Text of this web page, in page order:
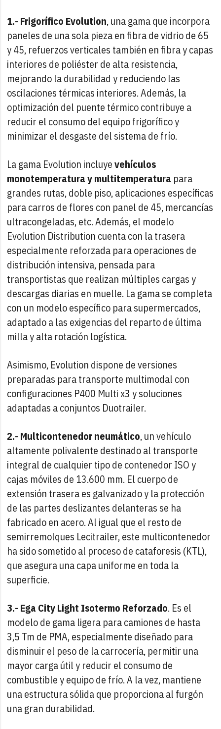
1.- Frigorífico Evolution, una gama que incorpora
paneles de una sola pieza en fibra de vidrio de 65
y 45, refuerzos verticales también en fibra y capas
interiores de poliéster de alta resistencia,
mejorando la durabilidad y reduciendo las
oscilaciones térmicas interiores. Además, la
optimización del puente térmico contribuye a
reducir el consumo del equipo frigorífico y
minimizar el desgaste del sistema de frío.
La gama Evolution incluyevehículos
monotemperatura y multitemperatura para
grandes rutas, doble piso, aplicaciones específicas
para carros de flores con panel de 45, mercancías
ultracongeladas, etc. Además, el modelo
Evolution Distribution cuenta con la trasera
especialmente reforzada para operaciones de
distribución intensiva, pensada para
transportistas que realizan múltiples cargas y
descargas diarias en muelle. La gama se completa
con un modelo específico para supermercados,
adaptado a las exigencias del reparto de última
milla y alta rotación logística.
Asimismo, Evolution dispone de versiones
preparadas para transporte multimodal con
configuraciones P400 Multi x3 y soluciones
adaptadas a conjuntos Duotrailer.
2.- Multicontenedor neumático, un vehículo
altamente polivalente destinado al transporte
integral de cualquier tipo de contenedor ISO y
cajas móviles de 13.600 mm. El cuerpo de
extensión trasera es galvanizado y la protección
de las partes deslizantes delanteras se ha
fabricado en acero. Al igual que el resto de
semirremolques Lecitrailer, este multicontenedor
ha sido sometido al proceso de cataforesis (KTL),
que asegura una capa uniforme en toda la
superficie.
3.- Ega City Light Isotermo Reforzado. Es el
modelo de gama ligera para camiones de hasta
3,5 Tm de PMA, especialmente diseñado para
disminuir el peso de la carrocería, permitir una
mayor carga útil y reducir el consumo de
combustible y equipo de frío. A la vez, mantiene
una estructura sólida que proporciona al furgón
una gran durabilidad.